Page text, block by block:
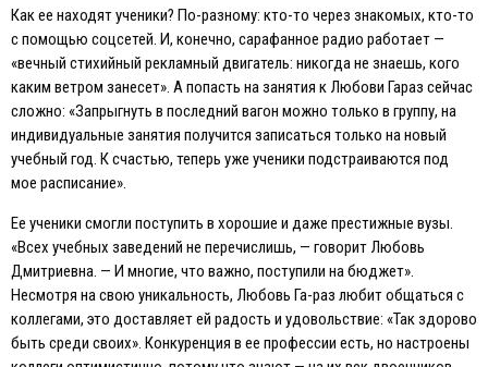
Как ее находят ученики? По-разному: кто-то через знакомых, кто-то
с помощью соцсетей. И, конечно, сарафанное радио работает —
«вечный стихийный рекламный двигатель: никогда не знаешь, кого
каким ветром занесет». А попасть на занятия к Любови Гараз сейчас
сложно: «Запрыгнуть в последний вагон можно только в группу, на
индивидуальные занятия получится записаться только на новый
учебный год. К счастью, теперь уже ученики подстраиваются под
мое расписание».
Eе ученики смогли поступить в хорошие и даже престижные вузы.
«Всех учебных заведений не перечислишь, — говорит Любовь
Дмитриевна. — И многие, что важно, поступили на бюджет».
Несмотря на свою уникальность, Любовь Га-раз любит общаться с
коллегами, это доставляет ей радость и удовольствие: «Так здорово
быть среди своих». Конкуренция в ее профессии есть, но настроены